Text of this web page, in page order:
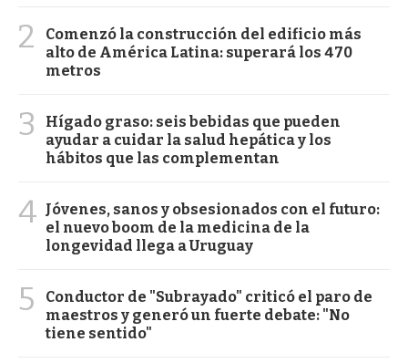
2
Comenzó la construcción del edificio más
alto de América Latina: superará los 470
metros
3
Hígado graso: seis bebidas que pueden
ayudar a cuidar la salud hepática y los
hábitos que las complementan
4 Jóvenes, sanos y obsesionados con el futuro:
el nuevo boom de la medicina de la
longevidad llega a Uruguay
5
Conductor de "Subrayado" criticó el paro de
maestros y generó un fuerte debate: "No
tiene sentido"